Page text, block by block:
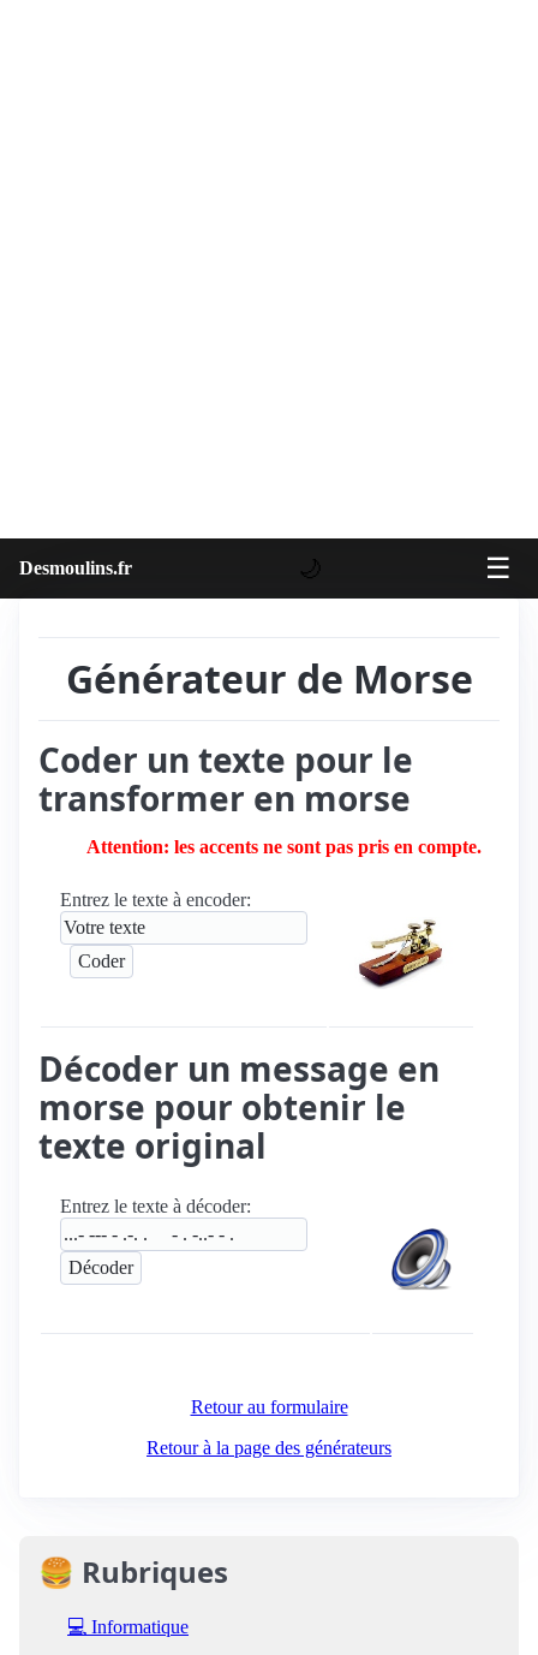
Desmoulins.fr 🌙 ☰
Générateur de Morse
Coder un texte pour le
transformer en morse
Attention: les accents ne sont pas pris en compte.
Entrez le texte à encoder:
Décoder un message en
morse pour obtenir le
texte original
Entrez le texte à décoder:
Retour au formulaire
Retour à la page des générateurs
🍔 Rubriques
💻 Informatique